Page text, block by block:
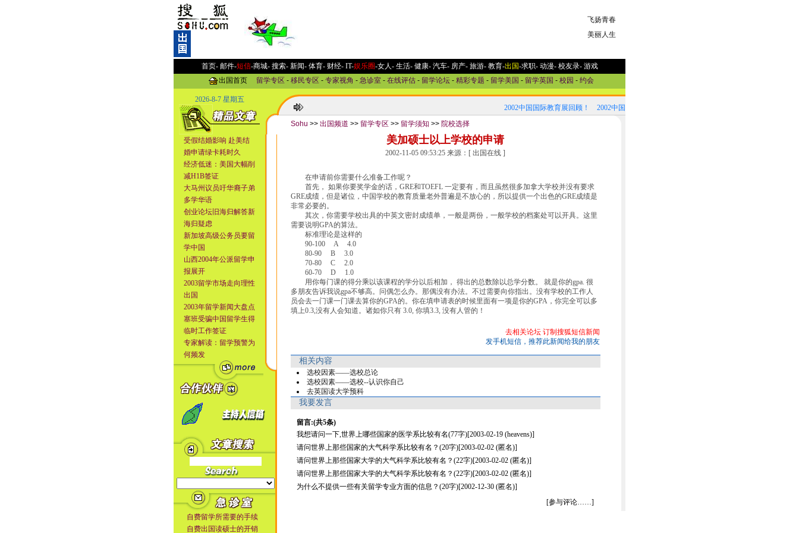
飞扬青春
美丽人生
首页- 邮件-短信-商城- 搜索-新闻- 体育-财经- IT-娱乐圈-女人-生活- 健康-汽车-房产- 旅游-教育-出国-求职-动漫- 校友录- 游戏
出国首页
留学专区 - 移民专区 - 专家视角 - 急诊室- 在线评估- 留学论坛- 精彩专题 - 留学美国 - 留学英国 - 校园 - 约会
2026-8-7 星期五
受假结婚影响 赴美结
婚申请绿卡耗时久
经济低迷：美国大幅削
减H1B签证
大马州议员吁华裔子弟
多学华语
创业论坛旧海归解答新
海归疑虑
新加坡高级公务员要留
学中国
山西2004年公派留学申
报展开
2003留学市场走向理性
出国
2003年留学新闻大盘点
塞班受骗中国留学生得
临时工作签证
专家解读：留学预警为
何频发
自费留学所需要的手续
自费出国读硕士的开销
2002中国国际教育展回顾！
2002中国国际教育展参展国家选介
Sohu >> 出国频道 >> 留学专区 >> 留学须知 >> 院校选择
美加硕士以上学校的申请
2002-11-05 09:53:25 来源：[ 出国在线 ]
在申请前你需要什么准备工作呢？
首先， 如果你要奖学金的话，GRE和TOEFL 一定要有，而且虽然很多加拿大学校并没有要求
GRE成绩，但是诸位，中国学校的教育质量老外普遍是不放心的，所以提供一个出色的GRE成绩是
非常必要的。
其次，你需要学校出具的中英文密封成绩单，一般是两份，一般学校的档案处可以开具。这里
需要说明GPA的算法。
标准理论是这样的
90-100 A 4.0
80-90 B 3.0
70-80 C 2.0
60-70 D 1.0
用你每门课的得分乘以该课程的学分以后相加， 得出的总数除以总学分数。 就是你的gpa. 很
多朋友告诉我说gpa不够高。问偶怎么办。那偶没有办法。不过需要向你指出。没有学校的工作人
员会去一门课一门课去算你的GPA的。你在填申请表的时候里面有一项是你的GPA，你完全可以多
填上0.3,没有人会知道。诸如你只有 3.0, 你填3.3, 没有人管的！
去相关论坛 订制搜狐短信新闻
发手机短信，推荐此新闻给我的朋友
相关内容
选校因素——选校总论
选校因素——选校--认识你自己
去英国读大学预科
我要发言
留言:(共5条)
我想请问一下,世界上哪些国家的医学系比较有名(77字)[2003-02-19 (heavens)]
请问世界上那些国家的大气科学系比较有名？(20字)[2003-02-02 (匿名)]
请问世界上那些国家大学的大气科学系比较有名？(22字)[2003-02-02 (匿名)]
请问世界上那些国家大学的大气科学系比较有名？(22字)[2003-02-02 (匿名)]
为什么不提供一些有关留学专业方面的信息？(20字)[2002-12-30 (匿名)]
[参与评论……]